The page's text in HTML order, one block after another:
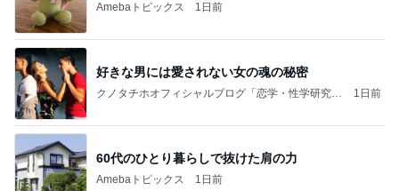
Amebaトピックス 1日前
好きな男には愛されない女の魂の秘密
クノタチホオフィシャルブログ「恋学・性学研究
1日前
60代のひとり暮らしで抜けた肩の力
Amebaトピックス 1日前